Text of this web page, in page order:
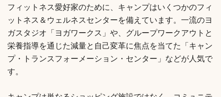
フィットネス愛好家のために、キャンプはいくつかのフィ
ットネス＆ウェルネスセンターを備えています。一流のヨ
ガスタジオ「ヨガワークス」や、グループワークアウトと
栄養指導を通じた減量と自己変革に焦点を当てた「キャン
プ・トランスフォーメーション・センター」などが人気で
す。